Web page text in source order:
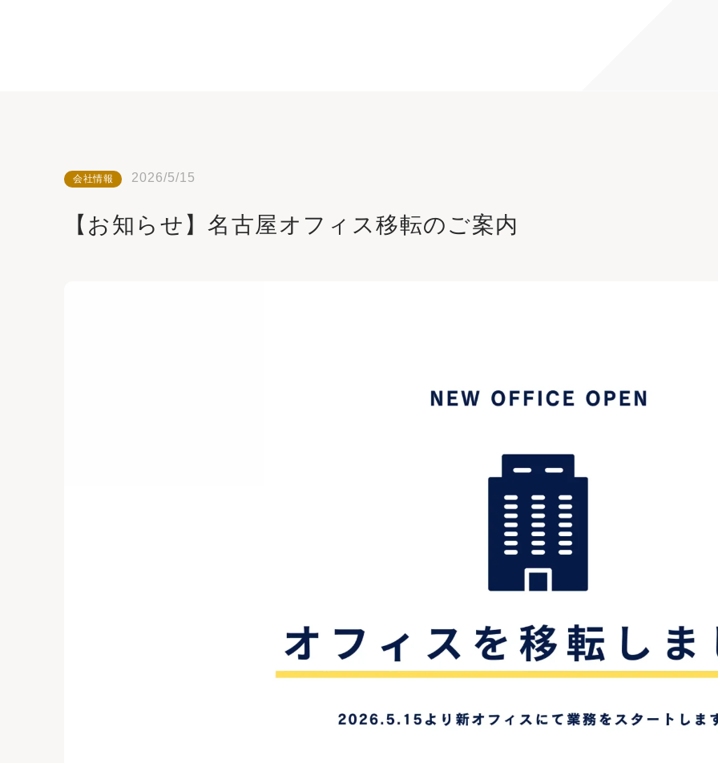
会社情報 2026/5/15
【お知らせ】名古屋オフィス移転のご案内